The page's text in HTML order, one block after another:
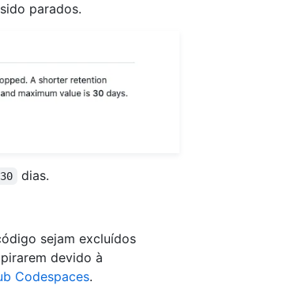
parados.
30 dias.
sejam excluídos
devido à
Codespaces.